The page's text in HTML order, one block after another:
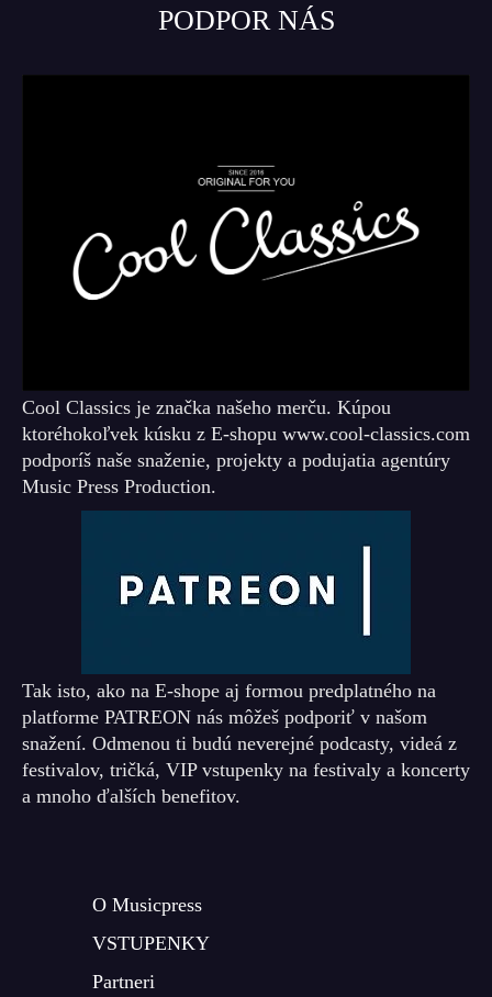
PODPOR NÁS
Cool Classics je značka našeho merču. Kúpou
ktoréhokoľvek kúsku z E-shopu www.cool-classics.com
podporíš naše snaženie, projekty a podujatia agentúry
Music Press Production.
Tak isto, ako na E-shope aj formou predplatného na
platforme PATREON nás môžeš podporiť v našom
snažení. Odmenou ti budú neverejné podcasty, videá z
festivalov, tričká, VIP vstupenky na festivaly a koncerty
a mnoho ďalších benefitov.
O Musicpress
VSTUPENKY
Partneri